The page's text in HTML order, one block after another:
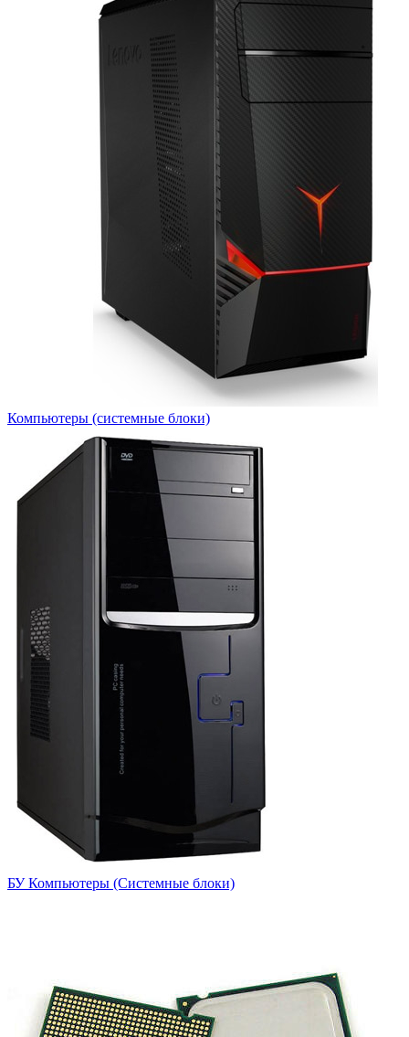
Компьютеры (системные блоки)
БУ Компьютеры (Системные блоки)